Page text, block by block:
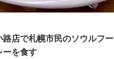
店で札幌市民のソウルフー
ーを食す